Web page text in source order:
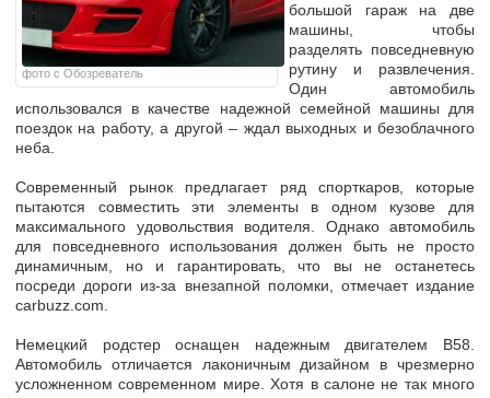
фото с Обозреватель
большой гараж на две
машины, чтобы
разделять повседневную
рутину и развлечения.
Один автомобиль
использовался в качестве надежной семейной машины для
поездок на работу, а другой – ждал выходных и безоблачного
неба.
Современный рынок предлагает ряд спорткаров, которые
пытаются совместить эти элементы в одном кузове для
максимального удовольствия водителя. Однако автомобиль
для повседневного использования должен быть не просто
динамичным, но и гарантировать, что вы не останетесь
посреди дороги из-за внезапной поломки, отмечает издание
carbuzz.com.
Немецкий родстер оснащен надежным двигателем B58
Автомобиль отличается лаконичным дизайном в чрезмерно
усложненном современном мире. Хотя в салоне не так много